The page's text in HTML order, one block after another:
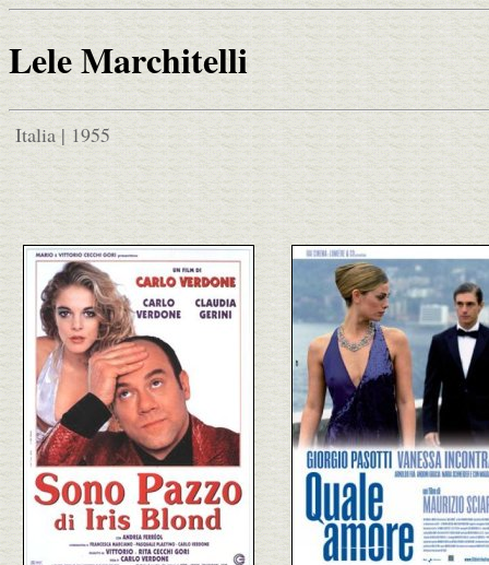
Lele Marchitelli
Italia | 1955